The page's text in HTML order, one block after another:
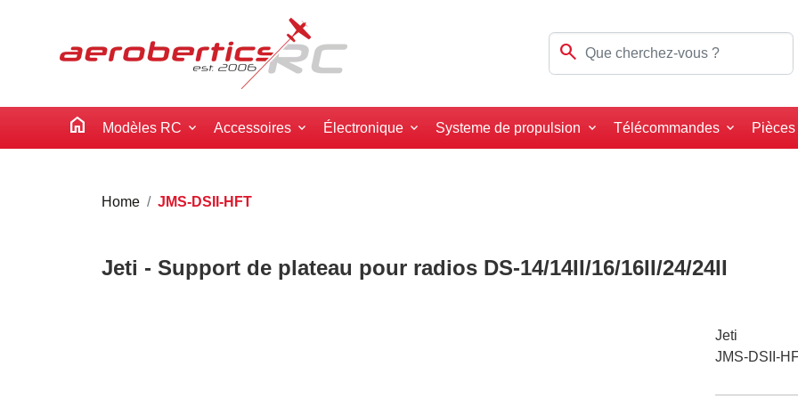
search
home Modèles RC Accessoires Électronique Systeme de propulsion Télécommandes
Home JMS-DSII-HFT
Jeti - Support de plateau pour radios DS-14/14II/16/16II/24/24II
Jeti
JMS-DSII-